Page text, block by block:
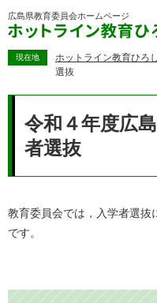
ー
広島県教育委員会ホームページ
現在地 ホットライン教育ひろ
選抜
令和４年度広
者選抜
教育委員会では，入学者選抜
です。